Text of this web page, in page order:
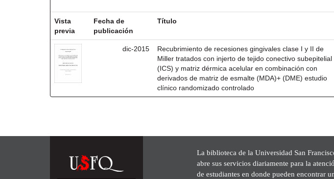
Vista
previa
Fecha de
publicación
Título
dic-2015
Recubrimiento de recesiones gingivales clase I y II de
Miller tratados con injerto de tejido conectivo subepitelial
(ICS) y matriz dérmica acelular en combinación con
derivados de matriz de esmalte (MDA)+ (DME) estudio
clínico randomizado controlado
La biblioteca de la Universidad San
abre sus servicios diariamente para la
de estudiantes en donde pueden encontrar